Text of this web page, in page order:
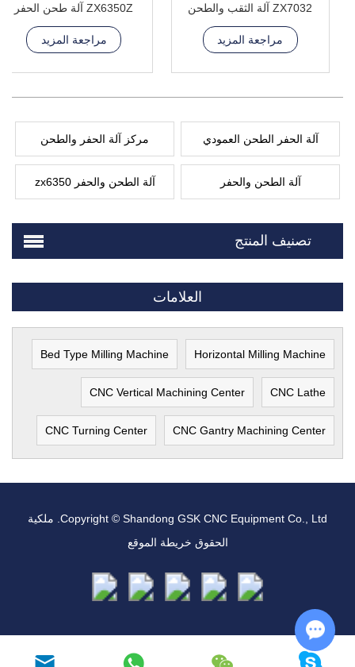
ZX7032 آلة الثقب والطحن
مراجعة المزيد
ZX6350Z آلة طحن الحفر
مراجعة المزيد
آلة الحفر الطحن العمودي مركز آلة الحفر والطحن
آلة الطحن والحفر آلة الطحن والحفر zx6350
تصنيف المنتج
العلامات
Horizontal Milling Machine
Bed Type Milling Machine
CNC Lathe
CNC Vertical Machining Center
CNC Gantry Machining Center
CNC Turning Center
Copyright © Shandong GSK CNC Equipment Co., Ltd. ملكية
الحقوق خريطة الموقع
Chat with Us